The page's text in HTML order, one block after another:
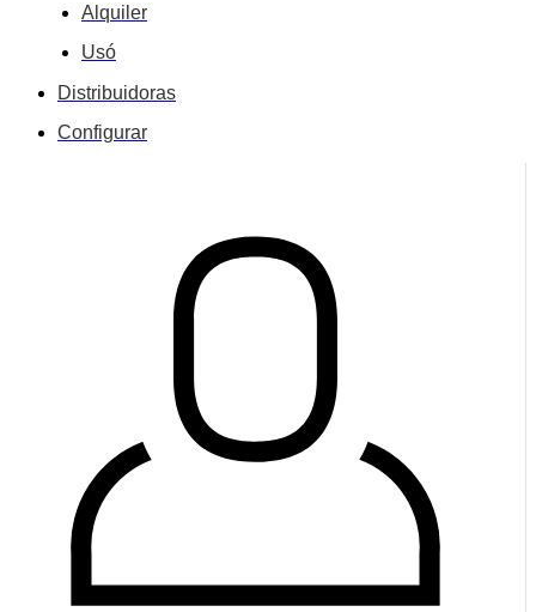
Alquiler
Usó
Distribuidoras
Configurar